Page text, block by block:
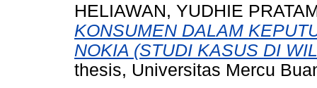
HELIAWAN, YUDHIE
KONSUMEN DALAM
NOKIA (STUDI KASUS DI
thesis, Universitas Mercu